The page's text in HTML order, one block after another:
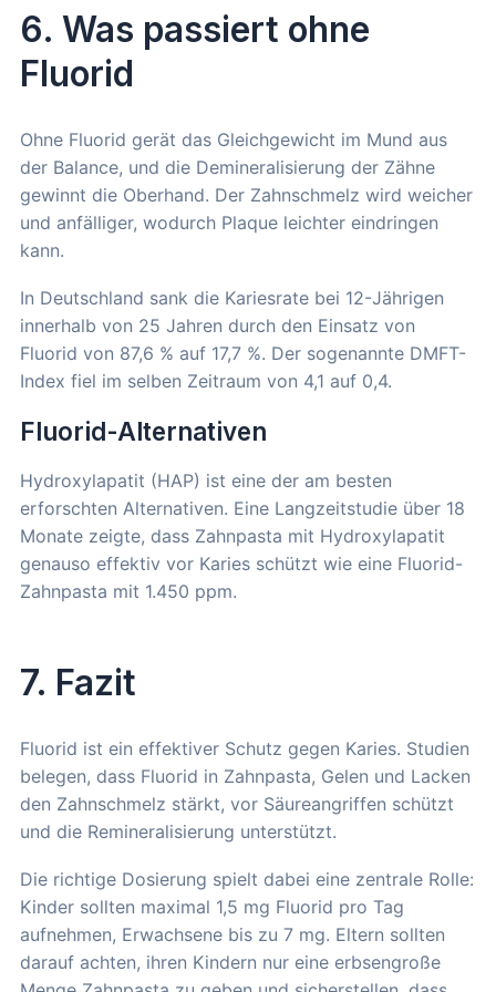
6. Was passiert ohne
Fluorid
Ohne Fluorid gerät das Gleichgewicht im Mund aus
der Balance, und die Demineralisierung der Zähne
gewinnt die Oberhand. Der Zahnschmelz wird weicher
und anfälliger, wodurch Plaque leichter eindringen
kann.
In Deutschland sank die Kariesrate bei 12-Jährigen
innerhalb von 25 Jahren durch den Einsatz von
Fluorid von 87,6 % auf 17,7 %. Der sogenannte DMFT-
Index fiel im selben Zeitraum von 4,1 auf 0,4.
Fluorid-Alternativen
Hydroxylapatit (HAP) ist eine der am besten
erforschten Alternativen. Eine Langzeitstudie über 18
Monate zeigte, dass Zahnpasta mit Hydroxylapatit
genauso effektiv vor Karies schützt wie eine Fluorid-
Zahnpasta mit 1.450 ppm.
7. Fazit
Fluorid ist ein effektiver Schutz gegen Karies. Studien
belegen, dass Fluorid in Zahnpasta, Gelen und Lacken
den Zahnschmelz stärkt, vor Säureangriffen schützt
und die Remineralisierung unterstützt.
Die richtige Dosierung spielt dabei eine zentrale Rolle:
Kinder sollten maximal 1,5 mg Fluorid pro Tag
aufnehmen, Erwachsene bis zu 7 mg. Eltern sollten
darauf achten, ihren Kindern nur eine erbsengroße